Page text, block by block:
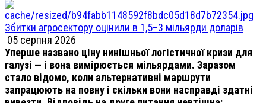
Збитки агросектору оцінили в 1,5–3 мільярди доларів
05 серпня 2026
Уперше названо ціну нинішньої логістичної кризи для
галузі — і вона вимірюється мільярдами. Заразом
стало відомо, коли альтернативні маршрути
запрацюють на повну і скільки вони насправді здатні